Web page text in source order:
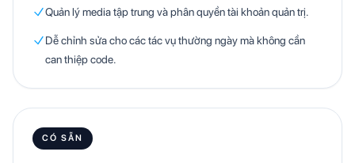
Quản lý media tập trung và phân quyền tài khoản quản trị.
Dễ chỉnh sửa cho các tác vụ thường ngày mà không cần
can thiệp code.
CÓ SẴN